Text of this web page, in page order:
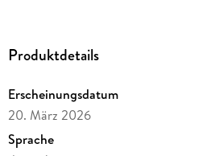
Recherchen und seine persönliche
autoritären Linken auf, zeigt, wie sie
wir als demokratische Gesellschaft
Produktdetails
Erscheinungsdatum
20. März 2026
Sprache